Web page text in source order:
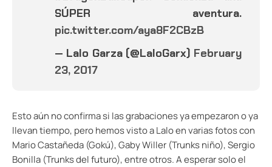
SÚPER aventura.
pic.twitter.com/aya8F2CBzB
— Lalo Garza (@LaloGarx) February
23, 2017
Esto aún no confirma si las grabaciones ya empezaron o ya
llevan tiempo, pero hemos visto a Lalo en varias fotos con
Mario Castañeda (Gokú), Gaby Willer (Trunks niño), Sergio
Bonilla (Trunks del futuro), entre otros. A esperar solo el